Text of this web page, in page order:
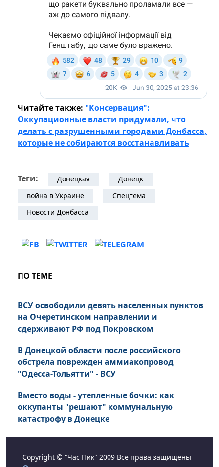
Читайте также: "Консервация":
Оккупационные власти придумали, что
делать с разрушенными городами Донбасса,
которые не собираются восстанавливать
Теги: Донецкая
Донецк
война в Украине
Спецтема
Новости Донбасса
ПО ТЕМЕ
ВСУ освободили девять населенных пунктов
на Очеретинском направлении и
сдерживают РФ под Покровском
В Донецкой области после российского
обстрела поврежден аммиакопровод
"Одесса-Тольятти" - ВСУ
Вместо воды - утепленные бочки: как
оккупанты "решают" коммунальную
катастрофу в Донецке
Copyright © "Час Пик" 2009 Все права защищены